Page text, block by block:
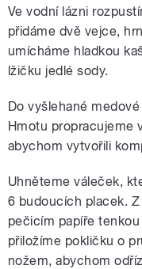
Ve vodní lázni
přidáme dvě vejce,
umícháme hladkou
lžičku jedlé sody.
Do vyšlehané
Hmotu propracujeme
abychom vytvořili
Uhněteme váleček,
6 budoucích placek.
pečicím papíře
přiložíme pokličku o
nožem, abychom